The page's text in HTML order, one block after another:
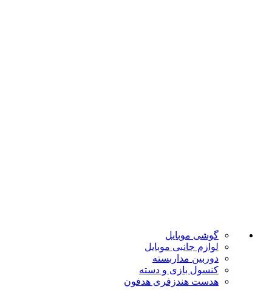
گوشی موبایل
لوازم جانبی موبایل
دوربین مداربسته
کنسول بازی و دسته
هدست هندزفری هدفون